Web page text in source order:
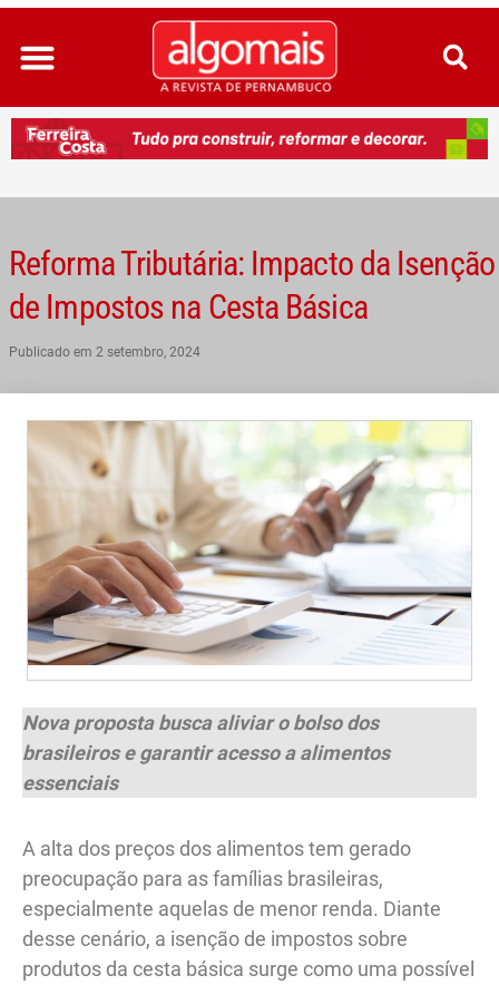
Ir
para
conteúdo
Reforma Tributária: Impacto da Isenção
de Impostos na Cesta Básica
Publicado em 2 setembro, 2024
Nova proposta busca aliviar o bolso dos
brasileiros e garantir acesso a alimentos
essenciais
A alta dos preços dos alimentos tem gerado
preocupação para as famílias brasileiras,
especialmente aquelas de menor renda. Diante
desse cenário, a isenção de impostos sobre
produtos da cesta básica surge como uma possível